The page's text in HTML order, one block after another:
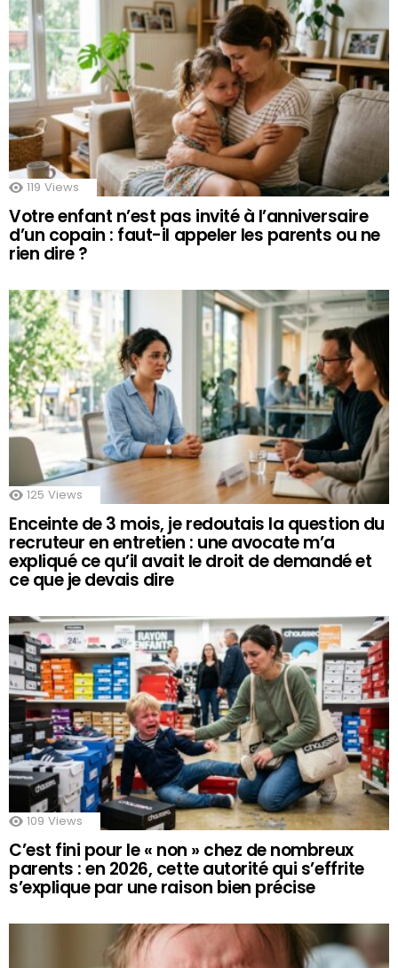
119 Views
Votre enfant n’est pas invité à l’anniversaire
d’un copain : faut-il appeler les parents ou ne
rien dire ?
125 Views
Enceinte de 3 mois, je redoutais la question du
recruteur en entretien : une avocate m’a
expliqué ce qu’il avait le droit de demandé et
ce que je devais dire
109 Views
C’est fini pour le « non » chez de nombreux
parents : en 2026, cette autorité qui s’effrite
s’explique par une raison bien précise